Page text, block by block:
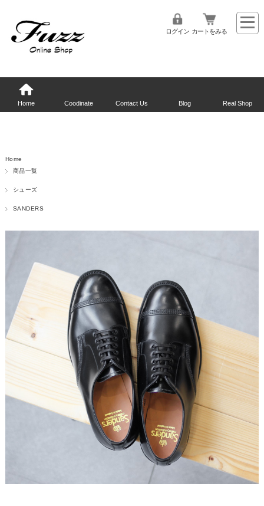
ログイン カートをみる
Home Coodinate Contact Us Blog Real Shop
Home
商品一覧
シューズ
SANDERS